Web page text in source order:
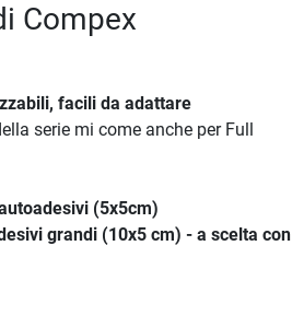
Compex
facili da adattare
serie mi come anche per Full
(5x5cm)
grandi (10x5 cm) - a scelta con